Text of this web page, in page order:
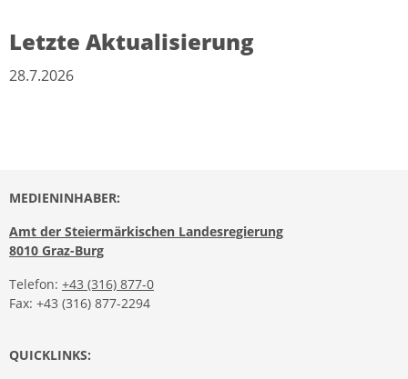
Letzte Aktualisierung
28.7.2026
MEDIENINHABER:
Amt der Steiermärkischen Landesregierung
8010 Graz-Burg
Telefon: +43 (316) 877-0
Fax: +43 (316) 877-2294
QUICKLINKS: